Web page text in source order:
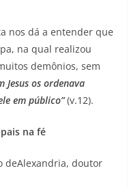
nos dá a entender que
na qual realizou
demônios, sem
Jesus os ordenava
em público”(v.12).
na fé
deAlexandria, doutor